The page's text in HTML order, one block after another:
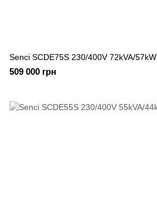
Senci SCDE75S 230/400V 72kVA/57kW
509 000 грн